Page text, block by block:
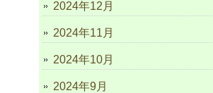
2024年12月
2024年11月
2024年10月
2024年9月